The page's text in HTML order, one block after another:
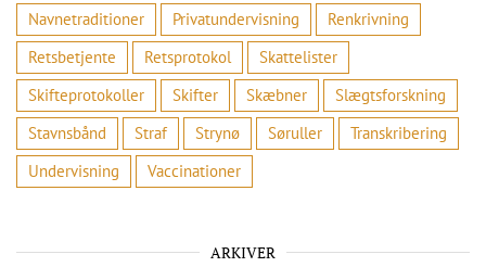
Navnetraditioner
Privatundervisning
Renkrivning
Retsbetjente
Retsprotokol
Skattelister
Skifteprotokoller
Skifter Skæbner
Slægtsforskning
Stavnsbånd
Straf Strynø Søruller
Transkribering
Undervisning
Vaccinationer
ARKIVER